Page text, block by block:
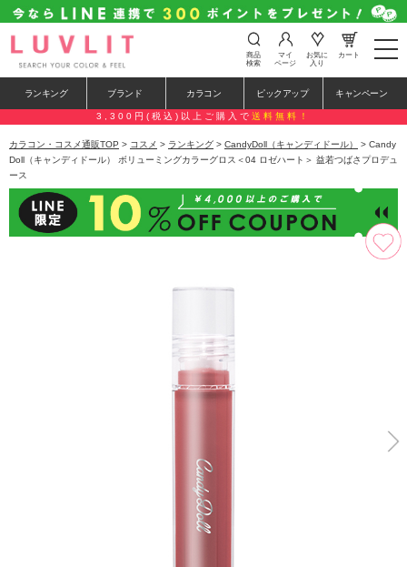
t
o
e
n
a
v
t
i
o
n
商品
検索
マイ
ページ
お気に
入り
カート
ランキング ブランド カラコン ピックアップ キャンペーン
3,300円(税込)以上ご購入で 送料無料！
カラコン・コスメ通販TOP > コスメ > ランキング > CandyDoll（キャンディドール）
> Candy
Doll（キャンディドール） ボリューミングカラーグロス＜04 ロゼハート＞ 益若つばさプロデュ
ース